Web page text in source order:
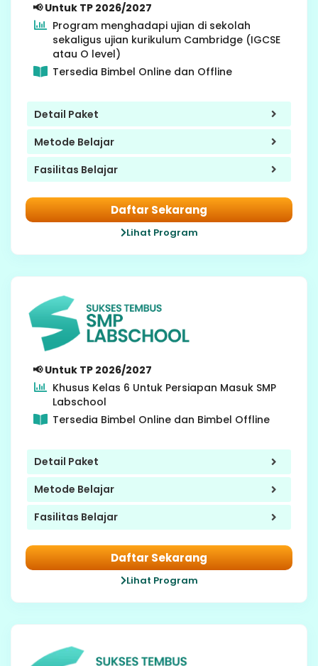
📢 Untuk TP 2026/2027
Program menghadapi ujian di sekolah
sekaligus ujian kurikulum Cambridge (IGCSE
atau O level)
Tersedia Bimbel Online dan Offline
Detail Paket
Metode Belajar
Fasilitas Belajar
Daftar Sekarang
Lihat Program
📢 Untuk TP 2026/2027
Khusus Kelas 6 Untuk Persiapan Masuk SMP
Labschool
Tersedia Bimbel Online dan Bimbel Offline
Detail Paket
Metode Belajar
Fasilitas Belajar
Daftar Sekarang
Lihat Program